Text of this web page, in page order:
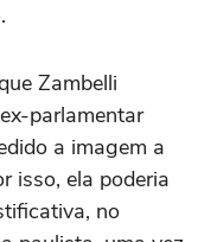
Zambelli
parlamentar
a imagem a
isso, ela poderia
no